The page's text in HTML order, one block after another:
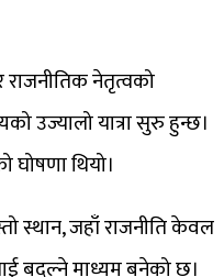
राजनीतिक नेतृत्वको
उज्यालो यात्रा सुरु हुन्छ।
घोषणा थियो।
स्थान, जहाँ राजनीति केवल
बदल्ने माध्यम बनेको छ।